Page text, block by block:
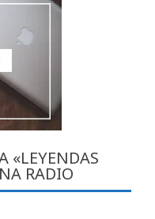
«LEYENDAS
RADIO